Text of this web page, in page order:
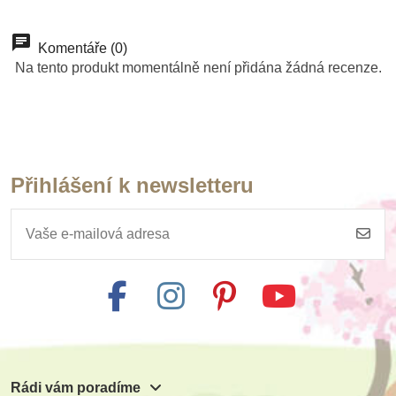
Komentáře (0)
Na tento produkt momentálně není přidána žádná recenze.
Přihlášení k newsletteru
Rádi vám poradíme